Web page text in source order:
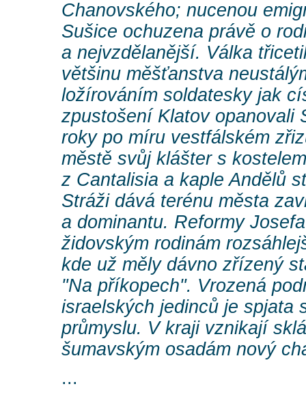
Chanovského; nucenou
Sušice ochuzena právě o
a nejvzdělanější. Válka
většinu měšťanstva
ložírováním soldatesky jak
zpustošení Klatov opanovali
roky po míru vestfálském
městě svůj klášter s
z Cantalisia a kaple Andělů
Stráži dává terénu města
a dominantu. Reformy
židovským rodinám
kde už měly dávno zřízený
"Na příkopech". Vrozená
israelských jedinců je spjata
průmyslu. V kraji vznikají
šumavským osadám nový
...